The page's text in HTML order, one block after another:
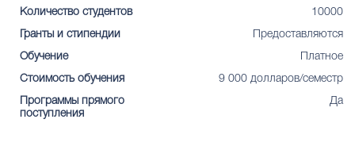
Количество студентов 10000
Гранты и стипендии Предоставляются
Обучение Платное
Стоимость обучения 9 000 долларов/семестр
Программы прямого
поступления
Да